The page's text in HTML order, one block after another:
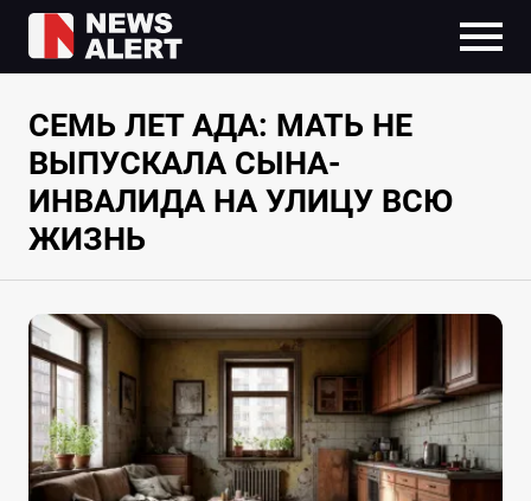
СЕМЬ ЛЕТ АДА: МАТЬ НЕ
ВЫПУСКАЛА СЫНА-
ИНВАЛИДА НА УЛИЦУ ВСЮ
ЖИЗНЬ